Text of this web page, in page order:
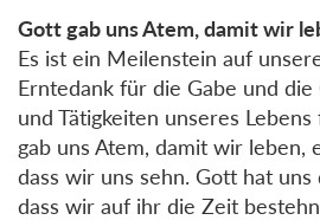
Gott gab uns Atem, damit wir
Es ist ein Meilenstein auf
Erntedank für die Gabe und
und Tätigkeiten unseres
gab uns Atem, damit wir leben,
dass wir uns sehn. Gott hat uns
dass wir auf ihr die Zeit